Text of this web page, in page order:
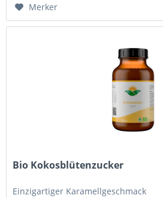
Merker
Bio Kokosblütenzucker
Einzigartiger Karamellgeschmack